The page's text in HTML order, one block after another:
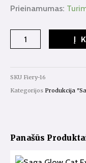
Prieinamumas:
produkto
Gelinis
Lakas
"Fiery
Gel"
Į
SKU Fiery-16
Kategorijos Produkcija
Panašūs